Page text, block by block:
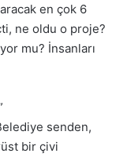
en çok 6
ne oldu o proje?
mu? İnsanları
senden,
bir çivi